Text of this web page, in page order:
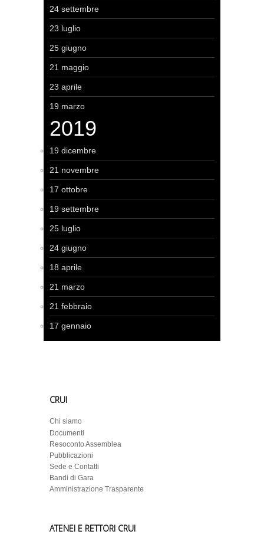
24 settembre
23 luglio
25 giugno
21 maggio
23 aprile
19 marzo
2019
19 dicembre
21 novembre
17 ottobre
19 settembre
25 luglio
24 giugno
18 aprile
21 marzo
21 febbraio
17 gennaio
CRUI
Chi siamo
Documenti
Resoconto Assemblea
Pubblicazioni
Sede e Contatti
Bandi di Gara
Amministrazione Trasparente
ATENEI E RETTORI CRUI